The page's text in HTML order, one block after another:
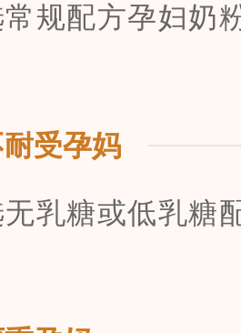
规配方孕妇奶
受孕妈
乳糖或低乳糖